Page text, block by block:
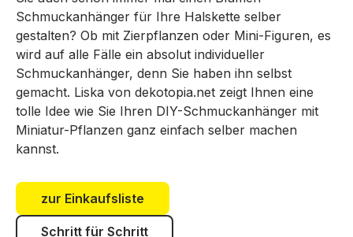
Schmuckanhänger für Ihre Halskette selber
gestalten? Ob mit Zierpflanzen oder Mini-Figuren, es
wird auf alle Fälle ein absolut individueller
Schmuckanhänger, denn Sie haben ihn selbst
gemacht. Liska von dekotopia.net zeigt Ihnen eine
tolle Idee wie Sie Ihren DIY-Schmuckanhänger mit
Miniatur-Pflanzen ganz einfach selber machen
kannst.
zur Einkaufsliste
Schritt für Schritt